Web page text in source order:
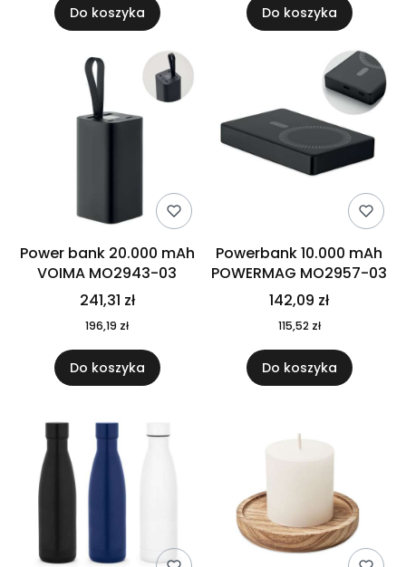
Do koszyka Do koszyka
Power bank 20.000 mAh
VOIMA MO2943-03
241,31 zł
196,19 zł
Do koszyka
Powerbank 10.000 mAh
POWERMAG MO2957-03
142,09 zł
115,52 zł
Do koszyka